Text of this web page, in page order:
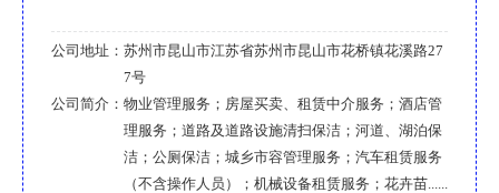
公司地址： 苏州市昆山市江苏省苏州市昆山市花桥镇花溪路27
7号
公司简介： 物业管理服务；房屋买卖、租赁中介服务；酒店管
理服务；道路及道路设施清扫保洁；河道、湖泊保
洁；公厕保洁；城乡市容管理服务；汽车租赁服务
（不含操作人员）；机械设备租赁服务；花卉苗......